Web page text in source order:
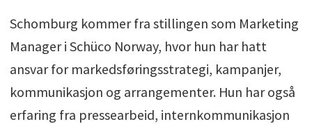
Schomburg kommer fra stillingen som Marketing
Manager i Schüco Norway, hvor hun har hatt
ansvar for markedsføringsstrategi, kampanjer,
kommunikasjon og arrangementer. Hun har også
erfaring fra pressearbeid, internkommunikasjon